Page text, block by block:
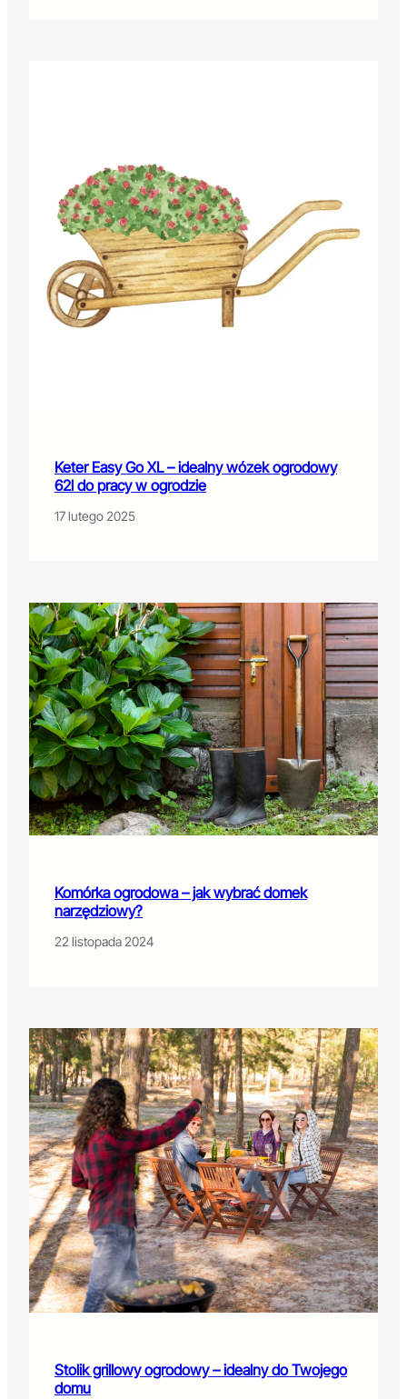
Keter Easy Go XL – idealny wózek ogrodowy
62l do pracy w ogrodzie
17 lutego 2025
Komórka ogrodowa – jak wybrać domek
narzędziowy?
22 listopada 2024
Stolik grillowy ogrodowy – idealny do Twojego
domu